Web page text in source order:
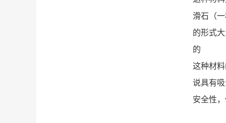
滑石（
的形式
的
这种材
说具有
安全性